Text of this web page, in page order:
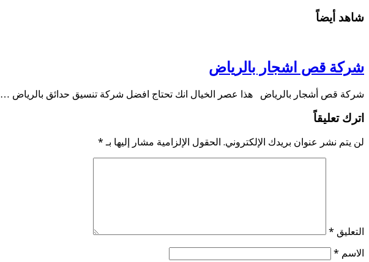
شاهد أيضاً
شركة قص اشجار بالرياض
شركة قص أشجار بالرياض هذا عصر الخيال انك تحتاج افضل شركة تنسيق حدائق بالرياض …
اترك تعليقاً
لن يتم نشر عنوان بريدك الإلكتروني. الحقول الإلزامية مشار إليها بـ *
التعليق *
الاسم *